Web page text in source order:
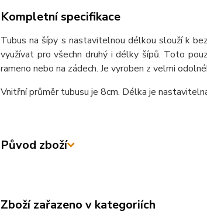
Kompletní specifikace
Tubus na šípy s nastavitelnou délkou slouží k
využívat pro všechn druhý i délky šípů. Toto
rameno nebo na zádech. Je vyroben z velmi
Vnitřní průměr tubusu je 8cm. Délka je
Původ zboží
Zboží zařazeno v kategoriích